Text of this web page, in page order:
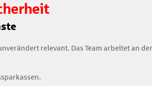
relevant. Das Team arbeitet an